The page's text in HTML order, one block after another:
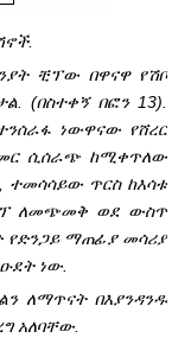
ቺፕው በዋናዋ የሽቦ
(በስተቀኝ በፎን 13).
ነውዋናው የሸረር
ሲሰራጭ ከሚቀጥለው
ተመሳሳይው ጥርስ ከእሳቱ
ለመጭመቅ ወደ ውስጥ
የድንጋይ ማጠፊያ መሳሪያ
ነው.
ለማጥናት በእያንዳንዱ
አለባቸው.